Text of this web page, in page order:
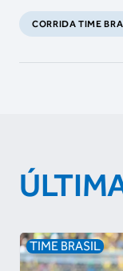
CORRIDA TIME
TIME BRASIL